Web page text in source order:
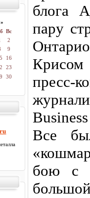
Вс
2
9
16
23
30
блога
пару
Все
бою с